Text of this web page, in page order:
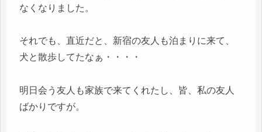
なくなりました。
それでも、直近だと、新宿の友人も泊まりに来て、
犬と散歩してたなぁ・・・・
明日会う友人も家族で来てくれたし、皆、私の友人
ばかりですが。